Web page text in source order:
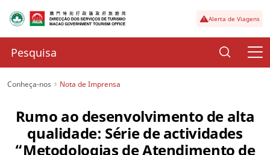
Alerta de Viagens
Conheça-nos Nota de Imprensa
Rumo ao desenvolvimento de alta
qualidade: Série de actividades
“Metodologias de Atendimento de